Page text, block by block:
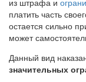
платить часть
остается сильно
может
Данный вид
значительных